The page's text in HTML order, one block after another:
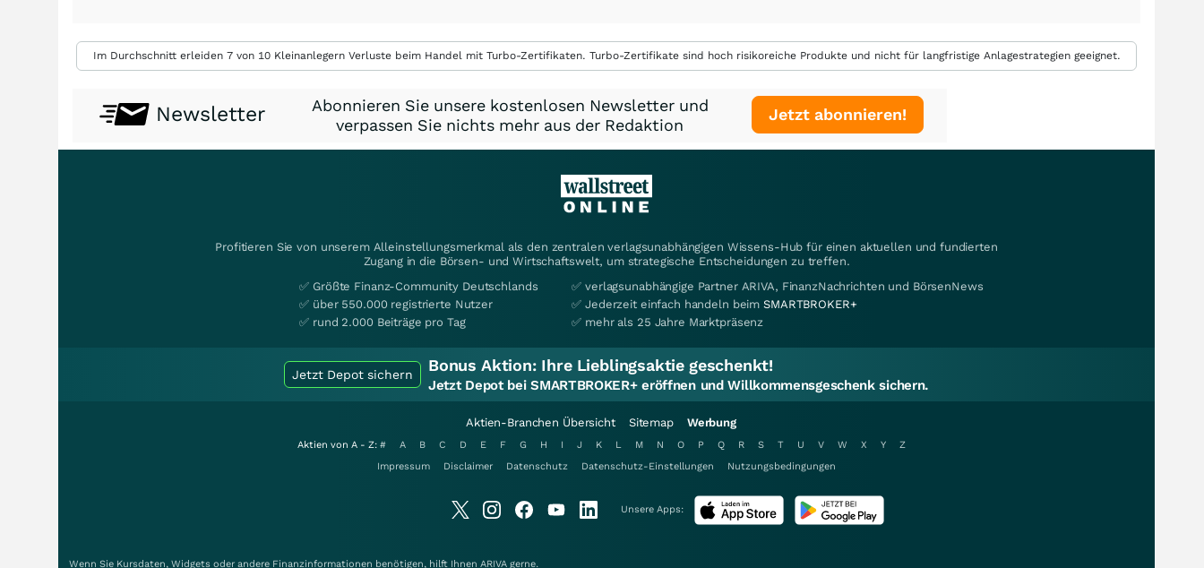
Im Durchschnitt erleiden 7 von 10 Kleinanlegern Verluste beim Handel mit Turbo-Zertifikaten. Turbo-Zertifikate sind hoch risikoreiche Produkte und nicht für langfristige Anlagestrategien geeignet.
Newsletter
Abonnieren Sie unsere kostenlosen Newsletter und
verpassen Sie nichts mehr aus der Redaktion
Jetzt abonnieren!
Profitieren Sie von unserem Alleinstellungsmerkmal als den zentralen verlagsunabhängigen Wissens-Hub für einen aktuellen und fundierten
Zugang in die Börsen- und Wirtschaftswelt, um strategische Entscheidungen zu treffen.
✅ Größte Finanz-Community Deutschlands
✅ über 550.000 registrierte Nutzer
✅ rund 2.000 Beiträge pro Tag
✅ verlagsunabhängige Partner ARIVA, FinanzNachrichten und BörsenNews
✅ Jederzeit einfach handeln beimSMARTBROKER+
✅ mehr als 25 Jahre Marktpräsenz
Jetzt Depot sichern Bonus Aktion: Ihre Lieblingsaktie geschenkt!
Jetzt Depot bei SMARTBROKER+ eröffnen und Willkommensgeschenk sichern.
Aktien-Branchen Übersicht Sitemap Werbung
Aktien von A - Z: # A B C D E F G H I J K L M N O P Q R S T U V W X Y
Z
Impressum
Disclaimer Datenschutz Datenschutz-Einstellungen Nutzungsbedingungen
Unsere Apps:
Wenn Sie Kursdaten, Widgets oder andere Finanzinformationen benötigen, hilft Ihnen ARIVA gerne.